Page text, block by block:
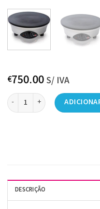
€750.00S/ IVA
Quantidade de 09170302-
DESCRIÇÃO